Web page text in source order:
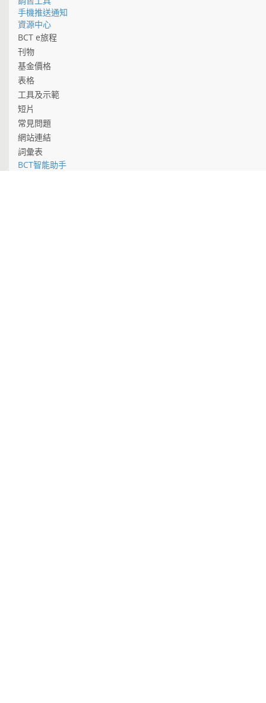
手機推送通知
資源中心
BCT e旅程
刊物
基金價格
表格
工具及示範
短片
常見問題
網站連結
詞彙表
BCT智能助手